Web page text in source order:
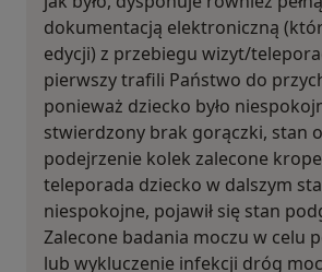
dokumentacją elektroniczną
edycji) z przebiegu wizyt/
pierwszy trafili Państwo do
ponieważ dziecko było
stwierdzony brak gorączki, stan
podejrzenie kolek zalecone
teleporada dziecko w dalszym
niespokojne, pojawił się stan
Zalecone badania moczu w celu
lub wykluczenie infekcji dróg